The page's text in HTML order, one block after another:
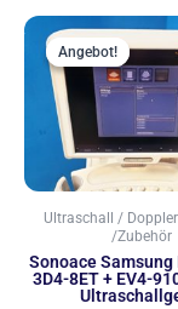
Angebot!
Angebot!
Ultraschall /
/Zubehör
Sonoace Samsung
3D4-8ET + EV4-